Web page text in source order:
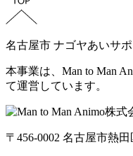
名古屋市 ナゴヤあいサ
本事業は、 Man to Man
て運営しています。
〒456-0002 名古屋市熱